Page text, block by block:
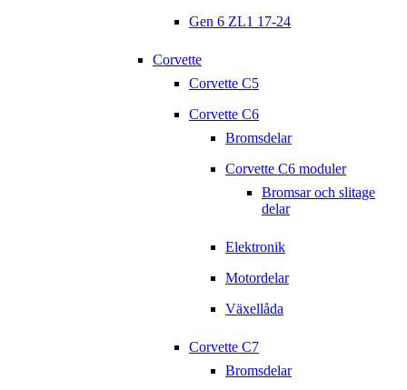
Gen 6 ZL1 17-24
Corvette
Corvette C5
Corvette C6
Bromsdelar
Corvette C6 moduler
Bromsar och slitage
delar
Elektronik
Motordelar
Växellåda
Corvette C7
Bromsdelar